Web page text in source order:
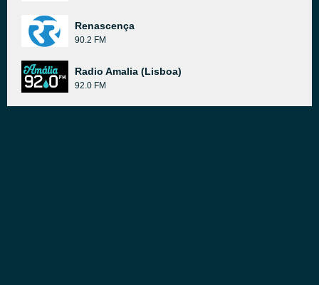
Renascença
90.2 FM
Radio Amalia (Lisboa)
92.0 FM